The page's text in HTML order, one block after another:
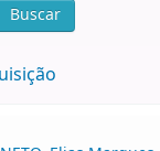
Buscar